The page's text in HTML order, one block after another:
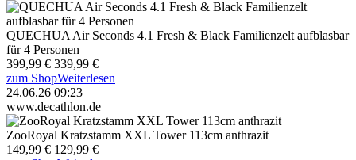
QUECHUA Air Seconds 4.1 Fresh & Black Familienzelt aufblasbar
für 4 Personen
399,99 € 339,99 €
zum ShopWeiterlesen
24.06.26 09:23
www.decathlon.de
ZooRoyal Kratzstamm XXL Tower 113cm anthrazit
149,99 € 129,99 €